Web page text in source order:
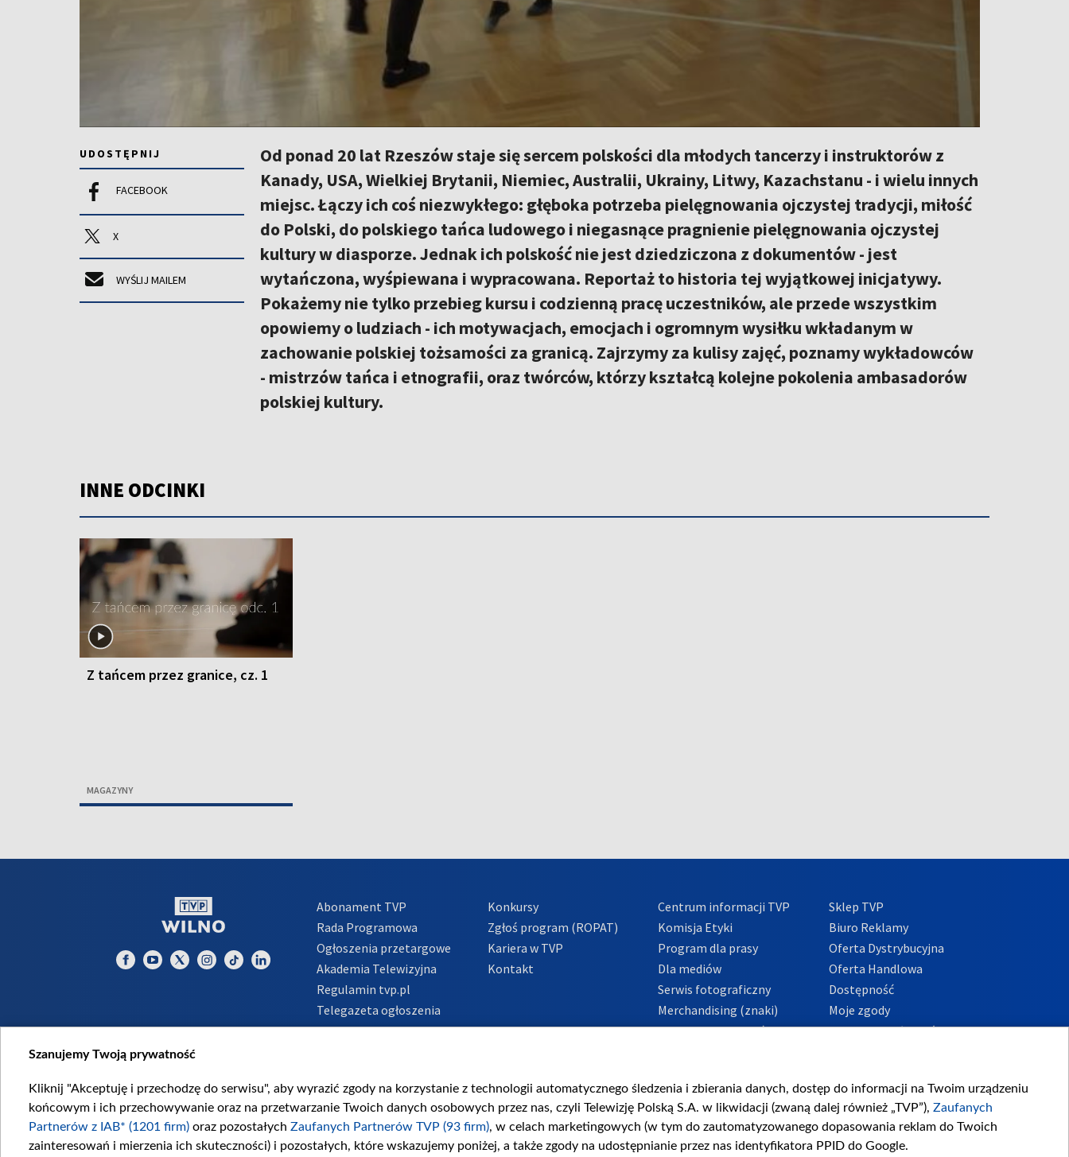
UDOSTĘPNIJ
FACEBOOK
X
WYŚLIJ MAILEM
Od ponad 20 lat Rzeszów staje się sercem polskości dla młodych tancerzy i instruktorów z
Kanady, USA, Wielkiej Brytanii, Niemiec, Australii, Ukrainy, Litwy, Kazachstanu - i wielu innych
miejsc. Łączy ich coś niezwykłego: głęboka potrzeba pielęgnowania ojczystej tradycji, miłość
do Polski, do polskiego tańca ludowego i niegasnące pragnienie pielęgnowania ojczystej
kultury w diasporze. Jednak ich polskość nie jest dziedziczona z dokumentów - jest
wytańczona, wyśpiewana i wypracowana. Reportaż to historia tej wyjątkowej inicjatywy.
Pokażemy nie tylko przebieg kursu i codzienną pracę uczestników, ale przede wszystkim
opowiemy o ludziach - ich motywacjach, emocjach i ogromnym wysiłku wkładanym w
zachowanie polskiej tożsamości za granicą. Zajrzymy za kulisy zajęć, poznamy wykładowców
- mistrzów tańca i etnografii, oraz twórców, którzy kształcą kolejne pokolenia ambasadorów
polskiej kultury.
INNE ODCINKI
Z tańcem przez granice, cz. 1
MAGAZYNY
Abonament TVP
Rada Programowa
Ogłoszenia przetargowe
Akademia Telewizyjna
Regulamin tvp.pl
Telegazeta ogłoszenia
Informacje o nadawcy
Konkursy
Zgłoś program (ROPAT)
Kariera w TVP
Kontakt
Centrum informacji TVP
Komisja Etyki
Program dla prasy
Dla mediów
Serwis fotograficzny
Merchandising (znaki)
Polityka Prywatności
Sklep TVP
Biuro Reklamy
Oferta Dystrybucyjna
Oferta Handlowa
Dostępność
Moje zgody
Procedura zgłoszeń
Szanujemy Twoją prywatność
Kliknij "Akceptuję i przechodzę do serwisu", aby wyrazić zgody na korzystanie z technologii automatycznego śledzenia i zbierania danych, dostęp do informacji na Twoim urządzeniu
końcowym i ich przechowywanie oraz na przetwarzanie Twoich danych osobowych przez nas, czyli Telewizję Polską S.A. w likwidacji (zwaną dalej również „TVP”), Zaufanych
Partnerów z IAB* (1201 firm) oraz pozostałych Zaufanych Partnerów TVP (93 firm), w celach marketingowych (w tym do zautomatyzowanego dopasowania reklam do Twoich
zainteresowań i mierzenia ich skuteczności) i pozostałych, które wskazujemy poniżej, a także zgody na udostępnianie przez nas identyfikatora PPID do Google.